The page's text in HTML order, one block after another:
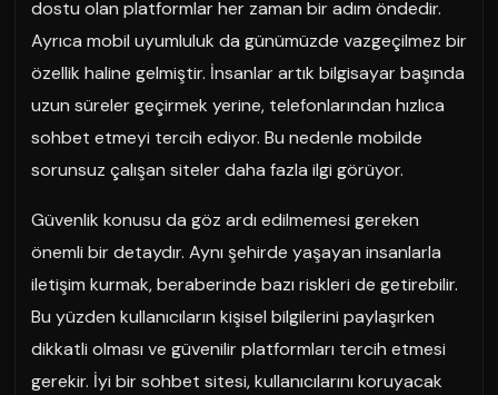
dostu olan platformlar her zaman bir adım öndedir.
Ayrıca mobil uyumluluk da günümüzde vazgeçilmez bir
özellik haline gelmiştir. İnsanlar artık bilgisayar başında
uzun süreler geçirmek yerine, telefonlarından hızlıca
sohbet etmeyi tercih ediyor. Bu nedenle mobilde
sorunsuz çalışan siteler daha fazla ilgi görüyor.
Güvenlik konusu da göz ardı edilmemesi gereken
önemli bir detaydır. Aynı şehirde yaşayan insanlarla
iletişim kurmak, beraberinde bazı riskleri de getirebilir.
Bu yüzden kullanıcıların kişisel bilgilerini paylaşırken
dikkatli olması ve güvenilir platformları tercih etmesi
gerekir. İyi bir sohbet sitesi, kullanıcılarını koruyacak